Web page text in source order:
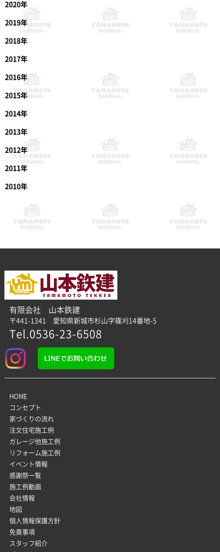
2020年
2019年
2018年
2017年
2016年
2015年
2014年
2013年
2012年
2011年
2010年
有限会社 山本鉄建
〒441-1341 愛知県新城市杉山字篠刈14番地-5
Tel.0536-23-6508
HOME
コンセプト
家づくりの流れ
注文住宅施工例
ガレージ他施工例
リフォーム施工例
イベント情報
感謝祭一覧
施工例動画
会社情報
地図
個人情報保護方針
免責事項
スタッフ紹介